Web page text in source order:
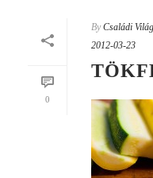
0
By Családi Világ
2012-03-23